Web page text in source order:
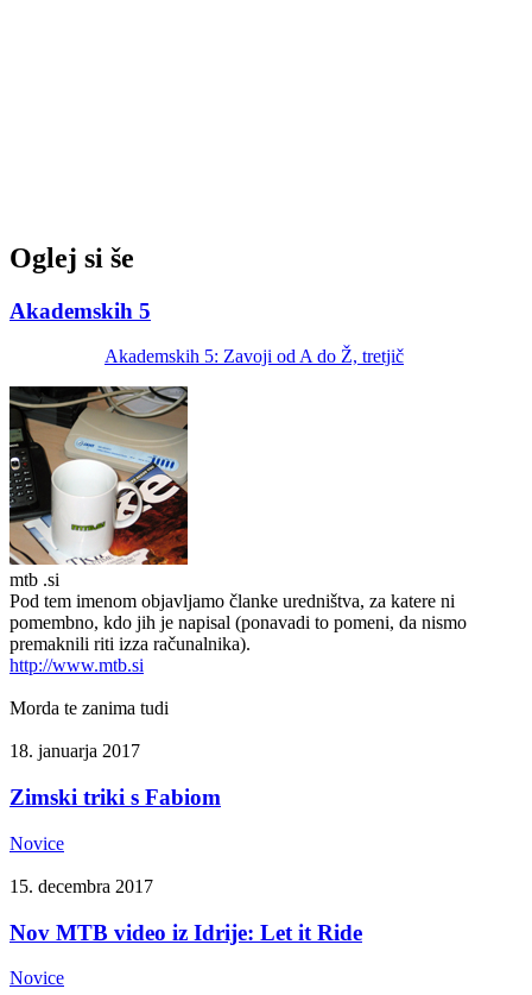
Oglej si še
Akademskih 5
Akademskih 5: Zavoji od A do Ž, tretjič
mtb .si
Pod tem imenom objavljamo članke uredništva, za katere ni
pomembno, kdo jih je napisal (ponavadi to pomeni, da nismo
premaknili riti izza računalnika).
http://www.mtb.si
Morda te zanima tudi
18. januarja 2017
Zimski triki s Fabiom
Novice
15. decembra 2017
Nov MTB video iz Idrije: Let it Ride
Novice